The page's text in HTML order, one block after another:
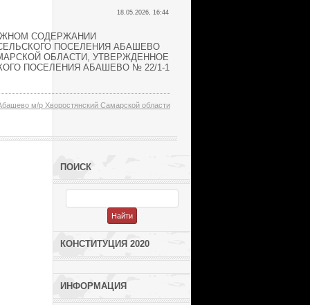
18.05.2026, 16:44
СОДЕРЖАНИИ
ПОСЕЛЕНИЯ АБАШЕВО
ОБЛАСТИ, УТВЕРЖДЕННОЕ
ПОСЕЛЕНИЯ АБАШЕВО № 22/1-1
м/р Хворостянский Самарской области
ПОИСК
КОНСТИТУЦИЯ 2020
ИНФОРМАЦИЯ